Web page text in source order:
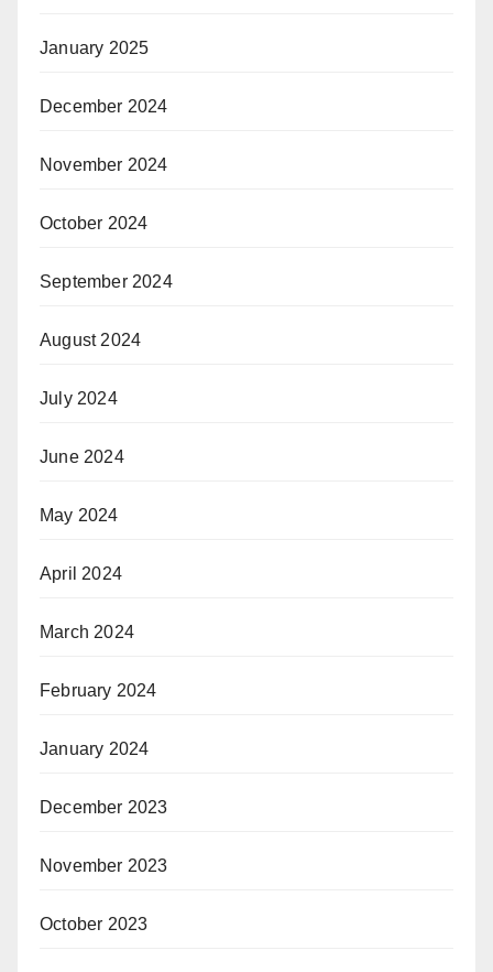
January 2025
December 2024
November 2024
October 2024
September 2024
August 2024
July 2024
June 2024
May 2024
April 2024
March 2024
February 2024
January 2024
December 2023
November 2023
October 2023